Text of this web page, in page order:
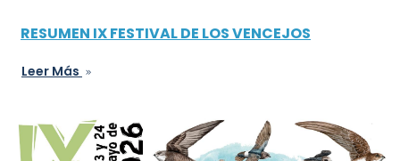
RESUMEN IX FESTIVAL DE LOS VENCEJOS
Leer Más